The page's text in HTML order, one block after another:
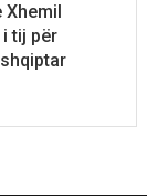
tij për